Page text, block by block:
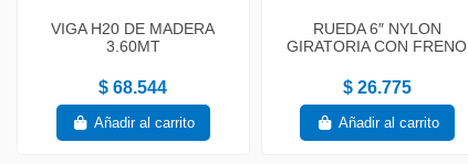
VIGA H20 DE MADERA
3.60MT
$ 68.544
Añadir al carrito
RUEDA 6″ NYLON
GIRATORIA CON FRENO
$ 26.775
Añadir al carrito